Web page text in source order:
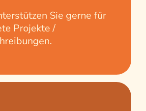
Sie gerne für
Projekte /